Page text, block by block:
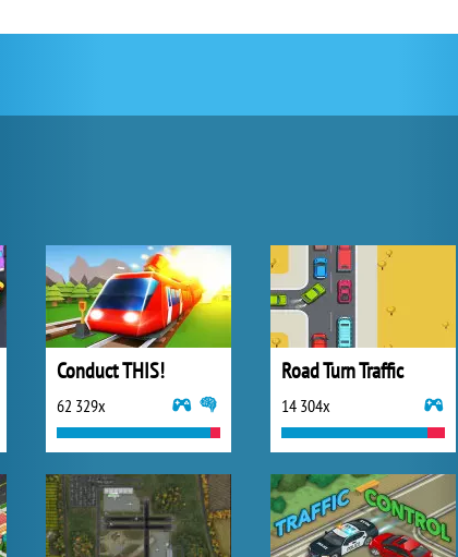
Conduct THIS!
62 329x
Road Turn Traffic
14 304x